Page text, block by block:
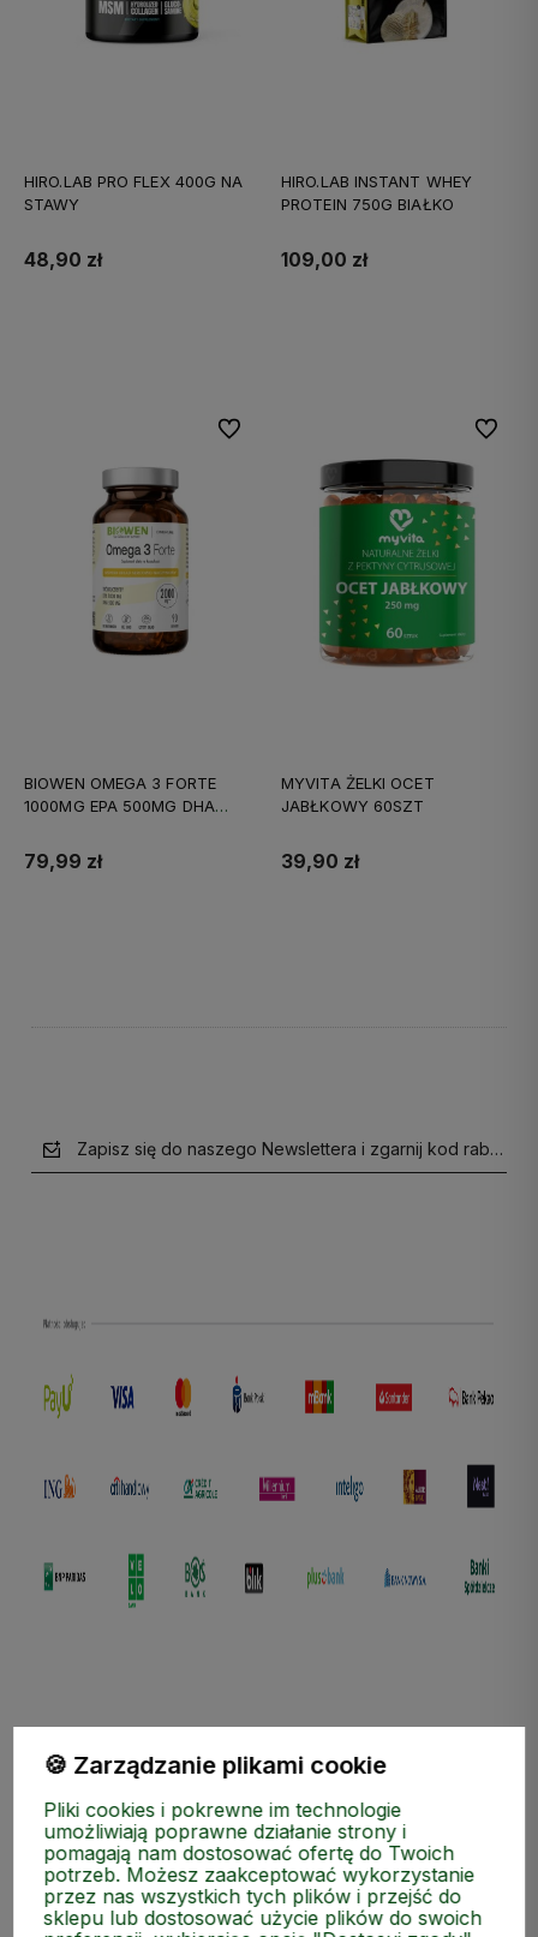
HIRO.LAB PRO FLEX 400G NA
STAWY
48,90 zł
HIRO.LAB INSTANT WHEY
PROTEIN 750G BIAŁKO
109,00 zł
BIOWEN OMEGA 3 FORTE
1000MG EPA 500MG DHA
79,99 zł
Do ulubionych
MYVITA ŻELKI OCET
JABŁKOWY 60SZT
39,90 zł
Do
Zapisz się do naszego Newslettera i zgarnij kod
ZAKUPY
MEDIA SPOŁECZNOŚCIOWE
MOJE KONTO
🍪 Zarządzanie plikami cookie
Pliki cookies i pokrewne im technologie
umożliwiają poprawne działanie strony i
pomagają nam dostosować ofertę do Twoich
potrzeb. Możesz zaakceptować wykorzystanie
przez nas wszystkich tych plików i przejść do
sklepu lub dostosować użycie plików do swoich